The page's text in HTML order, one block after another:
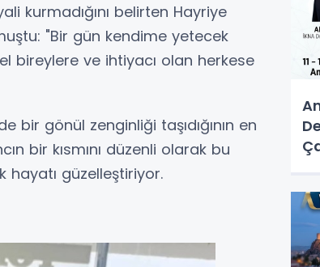
kurmadığını belirten Hayriye
"Bir gün kendime yetecek
bireylere ve ihtiyacı olan herkese
bir gönül zenginliği taşıdığının en
bir kısmını düzenli olarak bu
hayatı güzelleştiriyor.